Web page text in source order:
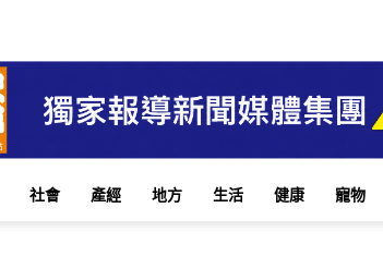
社會 產經 地方 生活 健康 寵物